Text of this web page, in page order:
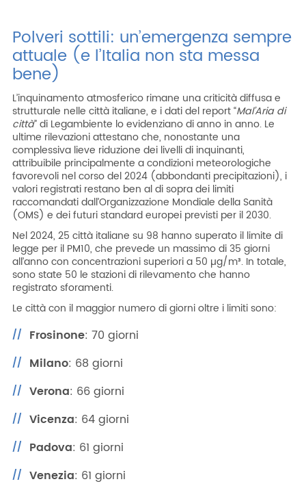
Polveri sottili: un’emergenza sempre
attuale (e l’Italia non sta messa
bene)
L’inquinamento atmosferico rimane una criticità diffusa e
strutturale nelle città italiane, e i dati del report “Mal’Aria di
città” di Legambiente lo evidenziano di anno in anno. Le
ultime rilevazioni attestano che, nonostante una
complessiva lieve riduzione dei livelli di inquinanti,
attribuibile principalmente a condizioni meteorologiche
favorevoli nel corso del 2024 (abbondanti precipitazioni), i
valori registrati restano ben al di sopra dei limiti
raccomandati dall’Organizzazione Mondiale della Sanità
(OMS) e dei futuri standard europei previsti per il 2030.
Nel 2024, 25 città italiane su 98 hanno superato il limite di
legge per il PM10, che prevede un massimo di 35 giorni
all’anno con concentrazioni superiori a 50 µg/m³. In totale,
sono state 50 le stazioni di rilevamento che hanno
registrato sforamenti.
Le città con il maggior numero di giorni oltre i limiti sono:
Frosinone: 70 giorni
Milano: 68 giorni
Verona: 66 giorni
Vicenza: 64 giorni
Padova: 61 giorni
Venezia: 61 giorni